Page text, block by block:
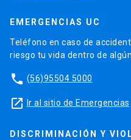
EMERGENCIAS UC
Teléfono en caso de
riesgo tu vida dentro de
phone (56)95504 5000
launch Ir al sitio de Emergencias
DISCRIMINACIÓN Y